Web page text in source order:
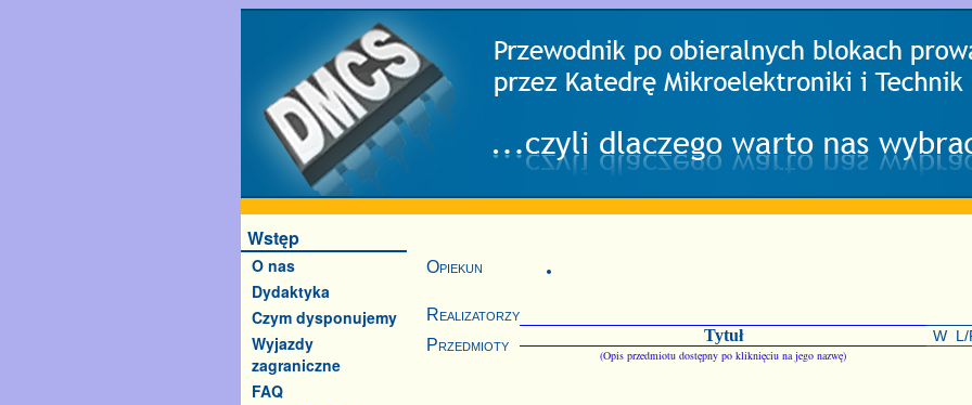
Wstęp
O nas
Dydaktyka
Czym dysponujemy
Wyjazdy
zagraniczne
FAQ
Opiekun
Realizatorzy
Przedmioty
Tytuł W L/
(Opis przedmiotu dostępny po kliknięciu na jego nazwę)